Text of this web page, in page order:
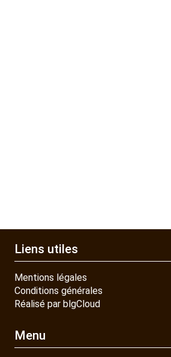
Liens utiles
Mentions légales
Conditions générales
Réalisé par blgCloud
Menu